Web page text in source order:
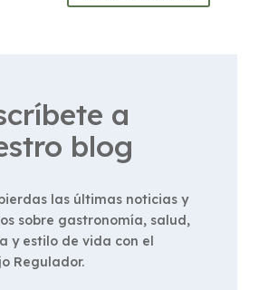
a
blog
las últimas noticias y
sobre gastronomía, salud,
y estilo de vida con el
Regulador.